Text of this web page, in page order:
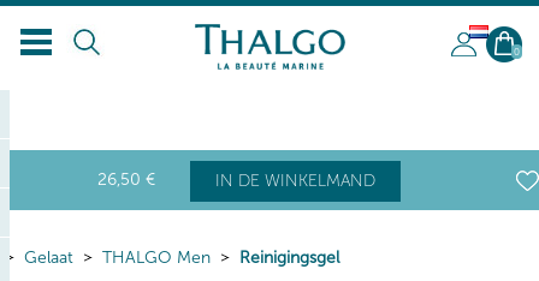
NL
0
26,50 € IN DE WINKELMAND
Gelaat THALGO Men Reinigingsgel